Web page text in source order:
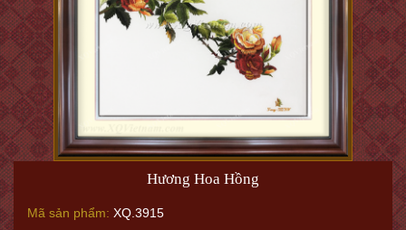
Hương Hoa Hồng
Mã sản phẩm: XQ.3915